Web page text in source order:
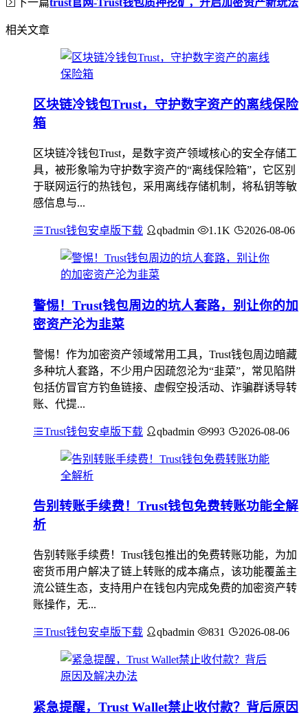
相关文章
区块链冷钱包Trust，守护数字资产的离线保险
箱
区块链冷钱包Trust，是数字资产领域核心的安全存储工
具，被形象喻为守护数字资产的“离线保险箱”，它区别
于联网运行的热钱包，采用离线存储机制，将私钥等敏
感信息与...
Trust钱包安卓版下载 qbadmin 1.1K 2026-08-06
警惕！Trust钱包周边的坑人套路，别让你的加
密资产沦为韭菜
警惕！作为加密资产领域常用工具，Trust钱包周边暗藏
多种坑人套路，不少用户因疏忽沦为“韭菜”，常见陷阱
包括仿冒官方钓鱼链接、虚假空投活动、诈骗群诱导转
账、代提...
Trust钱包安卓版下载 qbadmin 993 2026-08-06
告别转账手续费！Trust钱包免费转账功能全解
析
告别转账手续费！Trust钱包推出的免费转账功能，为加
密货币用户解决了链上转账的成本痛点，该功能覆盖主
流公链生态，支持用户在钱包内完成免费的加密资产转
账操作，无...
Trust钱包安卓版下载 qbadmin 831 2026-08-06
紧急提醒，Trust Wallet禁止收付款？背后原因